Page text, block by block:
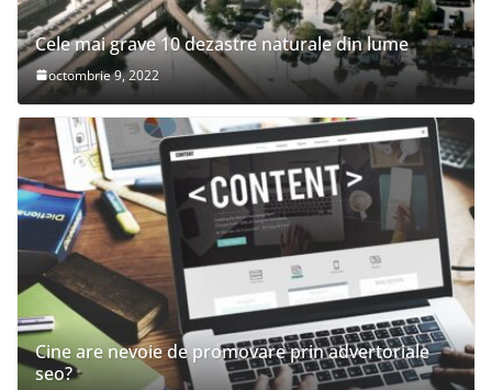
Cele mai grave 10 dezastre naturale din lume
octombrie 9, 2022
Cine are nevoie de promovare prin advertoriale
seo?